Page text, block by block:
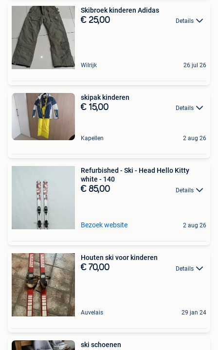
Skibroek kinderen Adidas
€ 25,00 Details
Wilrijk 26 jul 26
skipak kinderen
€ 15,00 Details
Kapellen 2 aug 26
Refurbished - Ski - Head Hello Kitty
white - 140
€ 85,00 Details
Bezoek website 2 aug 26
Houten ski voor kinderen
€ 70,00 Details
Auvelais 29 jan 24
ski schoenen